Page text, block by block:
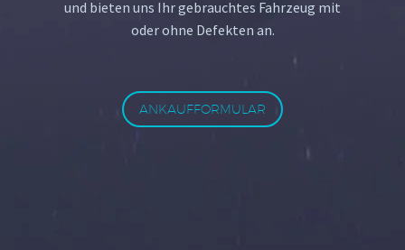
und bieten uns Ihr gebrauchtes Fahrzeug mit
oder ohne Defekten an.
ANKAUFFORMULAR